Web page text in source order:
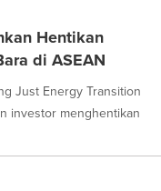
Hentikan
di ASEAN
Just Energy Transition
investor menghentikan